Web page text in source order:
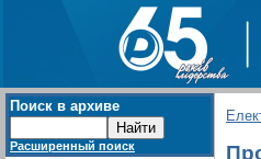
Поиск в архиве
Расширенный поиск